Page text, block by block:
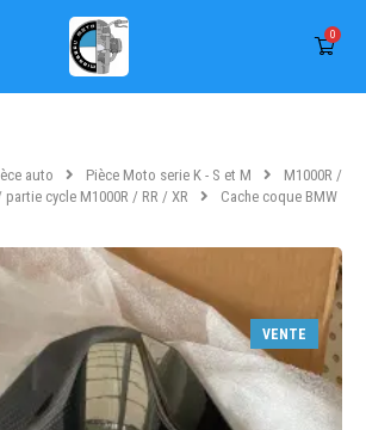
0
auto Pièce Moto serie K - S et M
M1000R /
partie cycle M1000R / RR / XR
Cache coque BMW
VENTE